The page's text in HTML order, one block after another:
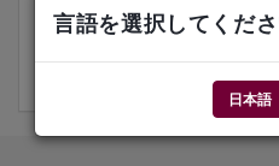
ed.53/238
文献：Cramer Books 74
言語を選択してく
日本語